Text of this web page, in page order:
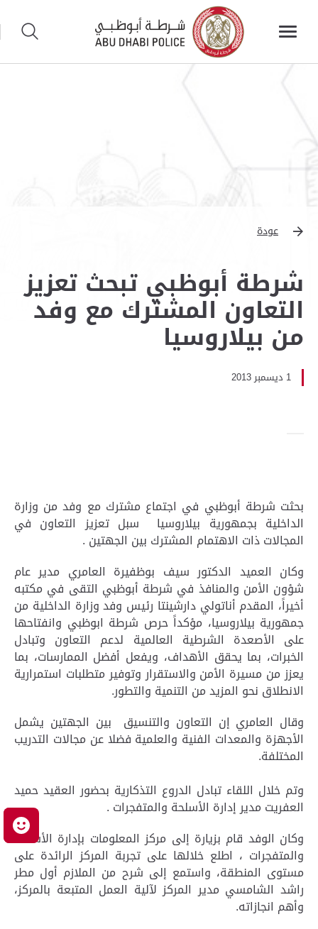
عودة
شرطة أبوظبي تبحث تعزيز
التعاون المشترك مع وفد
من بيلاروسيا
1 ديسمبر 2013
بحثت شرطة أبوظبي في اجتماع مشترك مع وفد من وزارة
الداخلية بجمهورية بيلاروسيا سبل تعزيز التعاون في
المجالات ذات الاهتمام المشترك بين الجهتين .
وكان العميد الدكتور سيف بوظفيرة العامري مدير عام
شؤون الأمن والمنافذ في شرطة أبوظبي التقى في مكتبه
أخيراً، المقدم أناتولي دارشينتا رئيس وفد وزارة الداخلية من
جمهورية بيلاروسيا، مؤكداً حرص شرطة ابوظبي وانفتاحها
على الأصعدة الشرطية العالمية لدعم التعاون وتبادل
الخبرات، بما يحقق الأهداف، ويفعل أفضل الممارسات، بما
يعزز من مسيرة الأمن والاستقرار وتوفير متطلبات استمرارية
الانطلاق نحو المزيد من التنمية والتطور.
وقال العامري إن التعاون والتنسيق بين الجهتين يشمل
الأجهزة والمعدات الفنية والعلمية فضلا عن مجالات التدريب
المختلفة.
وتم خلال اللقاء تبادل الدروع التذكارية بحضور العقيد حميد
العفريت مدير إدارة الأسلحة والمتفجرات .
وكان الوفد قام بزيارة إلى مركز المعلومات بإدارة الأسلحة
والمتفجرات ، اطلع خلالها على تجربة المركز الرائدة على
مستوى المنطقة، واستمع إلى شرح من الملازم أول مطر
راشد الشامسي مدير المركز لآلية العمل المتبعة بالمركز،
وأهم انجازاته.